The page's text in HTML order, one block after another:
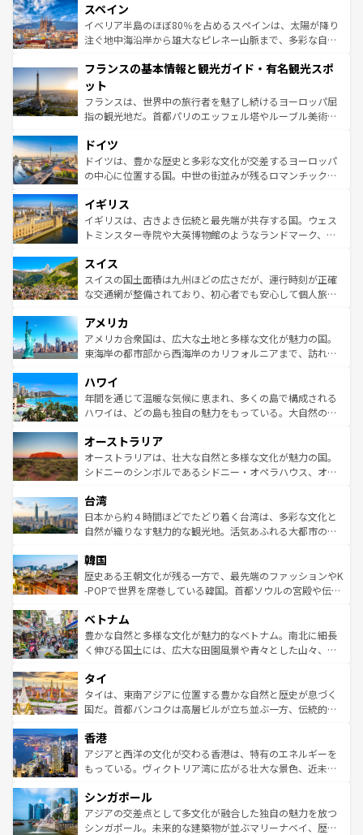
ろん、トスカーナの美しい田園風景やアマルフィ海岸の絶
景など、自然景観も見逃せない。観光の合間には、本場の
ピザやパスタなど、絶品のイタリア料理を堪能することも
ませてくれるイタリアで、忘れられない旅をしてみよう！
なお、新着のイタリア情報は
しい。
スペイン
イベリア半島のほぼ80％を占めるスペインは、太陽が降り
注ぐ地中海沿岸から雄大なピレネー山脈まで、多彩な自然
文化が根付くこの国では、情熱的なフラメンコ、熱気あふ
れる闘牛、そして美味しいタパスが生活の一部となってい
る。首都マドリードの洗練された雰囲気や、バルセロナの
アートに溢れた街角から、地方では古代ローマ遺跡や中世
せる。地方によって風土や気候が異なるスペインはその個
性で訪れる人を魅了する。 なお、新着のスペイン情報は コ
ンテンツ一覧を参照してほしい。
フランスの基本情報と観光ガイド・有名観光スポ
ット
フランスは、世界中の旅行者を魅了し続けるヨーロッパ屈
指の観光地だ。首都パリのエッフェル塔やルーブル美術館
で、幅広い魅力が詰まっている。華麗な宮殿、歴史的な大
聖堂、美しいビーチ、そして豊かな自然が、訪れる者を心
から魅了する。また、フランスは美食の国としても知ら
いる。シャンパンの発祥地であるランス、プロヴァンスの
香り高いラベンダー畑など、多彩な楽しみ方が可能だ。さ
らに、パリ以外の地域にも魅力が溢れており、どの街角に
れる地方に足を運ぶとそれぞれで全く異なる文化を体験で
きるだろう。 なお、新着のフランス情報はコンテンツ一覧
を参照してほしい。
ドイツ
ドイツは、豊かな歴史と多彩な文化が交差するヨーロッパ
の中心に位置する国。中世の街並みが残るロマンチック街
顔を持つこの国は、どこを歩いても飽きることがない。ベ
ルリンの文化的活気、バイエルン州のアルプスの絶景、そ
してライン川沿いのワイン畑といった風景は必見。ビール
は、お酒好きな人にはぜひ体験してほしい。 なお、新着の
ドイツ情報はコンテンツ一覧を参照してほしい。
イギリス
イギリスは、古きよき伝統と最先端が共存する国。ウェス
トミンスター寺院や大英博物館のようなランドマーク、歴
リアごとに異なる魅力がある。また、優雅なアフタヌーン
ティー、ビール好きにはたまらない英国パブ、サッカー観
戦など、本場だからこそできる体験も豊富。イギリスを旅
ンツ一覧を参照してほしい。
スイス
スイスの国土面積は九州ほどの広さだが、運行時刻が正確
な交通網が整備されており、初心者でも安心して個人旅行
の建物がそのまま残る町や、スイスならではのユニークな
博物館もあり、アルプス観光だけでなく町歩きも満喫する
ことができる。国民の所得が高いため物価も高いが、旅行
ば市内交通費無料で観光を楽しむこともできる。 なお、新
着のスイス情報はコンテンツ一覧 を参照してほしい。
アメリカ
アメリカ合衆国は、広大な土地と多様な文化が魅力の国。
東海岸の都市部から西海岸のカリフォルニアまで、訪れる
のような巨大都市は、観光、ショッピング、エンターテイ
ンメントが詰まった刺激的なスポットだ。一方、アメリカ
西部には大自然が広がり、グランドキャニオンやイエロー
部のニューオーリンズでは、音楽と美食が融合した独特の
文化が魅力。旅行者はアメリカの各地域で異なる魅力を楽
しみながら、その多様性と豊かな歴史を感じることができ
ならではの贅沢な旅のスタイルだ。 なお、新着のアメリカ
情報はコンテンツ一覧を参照してほしい。
ハワイ
年間を通じて温暖な気候に恵まれ、多くの島で構成される
ハワイは、どの島も独自の魅力をもっている。大自然の神
ワイ島は見逃せない。また、定番の観光地といえばオアフ
島だが、静かな自然を求めるならマウイ島やカウアイ島が
おすすめ。エメラルドグリーンに輝く海をはじめ、豊かな
れるおもてなしの心で訪れる人々を迎えてくれるハワイの
人々、おいしいローカルフードやハワイアンミュージッ
ク、伝統的なフラダンスなど、すべてがハワイの魅力を彩
ワイを、存分に味わってほしい。 なお、新着のハワイ情報
はコンテンツ一覧を参照してほしい。
オーストラリア
オーストラリアは、壮大な自然と多様な文化が魅力の国。
シドニーのシンボルであるシドニー・オペラハウス、オー
リアリーフや大陸中央部にそびえるウルル（エアーズロッ
ク）、タスマニアの美しい原生林やケアンズの熱帯雨林な
ど、見どころがたくさん。また、カフェやワイン、オージ
いる。アクティビティも充実しており、サーフィンやダイ
ビング、ハイキングなど、アウトドア好きにはたまらな
い。オーストラリアの多彩な魅力を存分に味わいつくそ
参照してほしい。
台湾
日本から約４時間ほどでたどり着く台湾は、多彩な文化と
自然が織りなす魅力的な観光地。活気あふれる大都市の台
ン）、静ひつな山岳地帯である台湾東部など、都市の喧騒
と山間の静けさが共存しており、訪れる人に新しい発見と
驚きをもたらしてくれる。また、奥深い台湾の食文化も魅
容にもいいと評判のスイーツなど、バラエティ豊かな料理
が味わえる。 なお、新着の台湾情報は コンテンツ一覧を参
照してほしい。
韓国
歴史ある王朝文化が残る一方で、最先端のファッションやK
-POPで世界を席巻している韓国。首都ソウルの宮殿や伝統
き、地方に足を延ばせば四季折々の自然美を楽しむことが
できる。そして、キムチや焼肉、絶品のストリートフード
まで、さまざまな韓国料理が待っている。夜には、韓国な
リティに包まれながら、韓国の多彩な魅力を心ゆくまで味
わってみてほしい。 なお、新着の韓国情報はコンテンツ一
覧を参照してほしい。
ベトナム
豊かな自然と多様な文化が魅力的なベトナム。南北に細長
く伸びる国土には、広大な田園風景や青々とした山々、世
急速な発展と共に伝統が息づく。ハノイの古い町並みやホ
ーチミン市のフランス統治時代の建物も、独特の雰囲気を
醸し出している。また、バラエティの豊かさとおいしさで
とつ。フォーやバインミー、ベトナムコーヒーなどは、ぜ
ひ現地で味わいたい。どの地域を訪れてもあたたかい人々
が旅行者を迎えてくれるので、きっと忘れられない旅にな
参照してほしい。
タイ
タイは、東南アジアに位置する豊かな自然と歴史が息づく
国だ。首都バンコクは高層ビルが立ち並ぶ一方、伝統的な
の活気が交差している。北部ではチェンマイなどの山岳地
帯で自然と触れ合い、南部ではプーケットやクラビの美し
いビーチでリゾート気分を楽しむことができる。タイ料理
激する。気候は一年中温暖で、どの季節にも異なる楽しみ
が待っている。親しみやすいタイの人々、仏教を中心とし
た文化、そして多様な観光資源が、訪れる旅人を魅了し続
香港
アジアと西洋の文化が交わる香港は、特有のエネルギーを
もっている。ヴィクトリア湾に広がる壮大な景色、近未来
み、どこを訪れても感動するはず。観光スポットが密集し
ており、効率よく見どころを回れるのも魅力。息をのむよ
うな絶景から文化的な体験まで、香港を存分に楽しみ尽く
シンガポール
アジアの交差点として多文化が融合した独自の魅力を放つ
シンガポール。未来的な建築物が並ぶマリーナベイ、歴史